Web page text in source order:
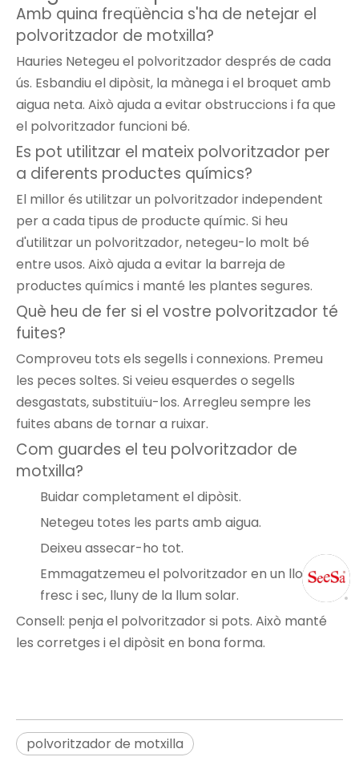
Amb quina freqüència s'ha de netejar el
polvoritzador de motxilla?
Hauries Netegeu el polvoritzadordesprés de cada
ús. Esbandiu el dipòsit, la mànega i el broquet amb
aigua neta. Això ajuda a evitar obstruccions i fa que
el polvoritzador funcioni bé.
Es pot utilitzar el mateix polvoritzador per
a diferents productes químics?
El millor és utilitzar un polvoritzador independent
per a cada tipus de producte químic. Si heu
d'utilitzar un polvoritzador, netegeu-lo molt bé
entre usos. Això ajuda a evitar la barreja de
productes químics i manté les plantes segures.
Què heu de fer si el vostre polvoritzador té
fuites?
Comproveu tots els segells i connexions. Premeu
les peces soltes. Si veieu esquerdes o segells
desgastats, substituïu-los. Arregleu sempre les
fuites abans de tornar a ruixar.
Com guardes el teu polvoritzador de
motxilla?
Buidar completament el dipòsit.
Netegeu totes les parts amb aigua.
Deixeu assecar-ho tot.
Emmagatzemeu el polvoritzador en un lloc
fresc i sec, lluny de la llum solar.
Consell: penja el polvoritzador si pots. Això manté
les corretges i el dipòsit en bona forma.
polvoritzador de motxilla